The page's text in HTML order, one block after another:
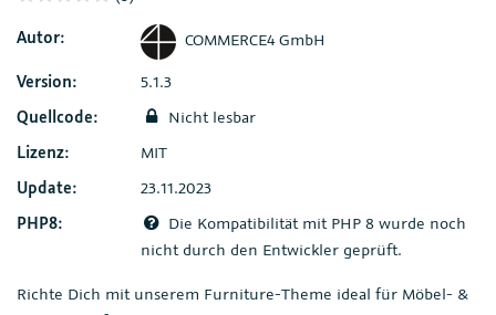
Autor:
COMMERCE4 GmbH
Version:
5.1.3
Quellcode:
Nicht lesbar
Lizenz:
MIT
Update:
23.11.2023
PHP8:
Die Kompatibilität mit PHP 8 wurde noch
nicht durch den Entwickler geprüft.
Richte Dich mit unserem Furniture-Theme ideal für Möbel- &